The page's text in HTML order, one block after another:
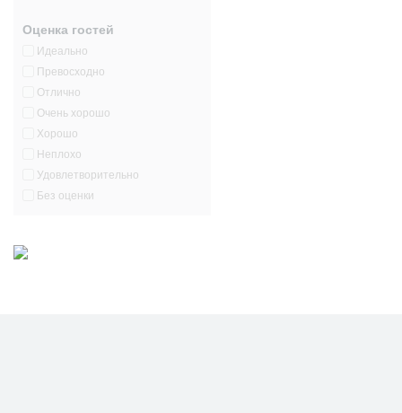
Оценка гостей
Идеально
Превосходно
Отлично
Очень хорошо
Хорошо
Неплохо
Удовлетворительно
Без оценки